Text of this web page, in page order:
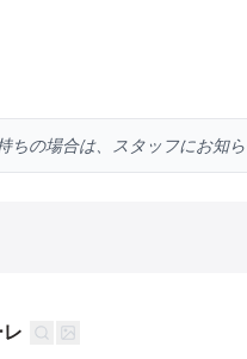
ちの場合は、スタッフにお知